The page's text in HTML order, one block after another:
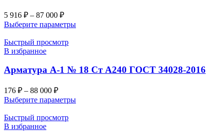
5 916 ₽ – 87 000 ₽
Выберите параметры
Быстрый просмотр
В избранное
Арматура А-1 № 18 Ст А240 ГОСТ 34028-2016
176 ₽ – 88 000 ₽
Выберите параметры
Быстрый просмотр
В избранное